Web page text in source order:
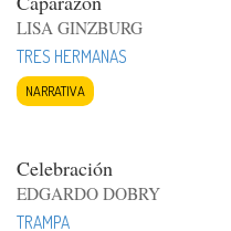
LISA GINZBURG
TRES HERMANAS
NARRATIVA
Celebración
EDGARDO DOBRY
TRAMPA